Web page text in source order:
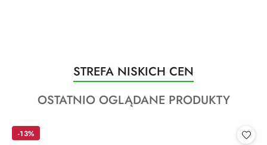
Pomiń karuzelę produktów
Produkty
o
statusie:
STREFA NISKICH CEN
Produkty
statusie:
OSTATNIO OGLĄDANE PRODUKTY
-13%